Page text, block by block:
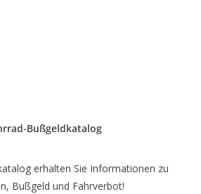
Bußgeldkatalog
erhalten Sie Informationen zu
Bußgeld und Fahrverbot!